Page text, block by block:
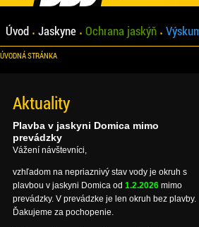
Úvod Jaskyne Ochrana jaskýň
ÚVODNÁ STRÁNKA
Aktuality
Plavba v jaskyni Domica mimo
prevádzky
Vážení návštevníci,
vzhľadom na nepriaznivý stav vody je okruh s
plavbou v jaskyni Domica od 1.2.2026 mimo
prevádzky. V prevádzke je len okruh bez plavby.
Ďakujeme za pochopenie.